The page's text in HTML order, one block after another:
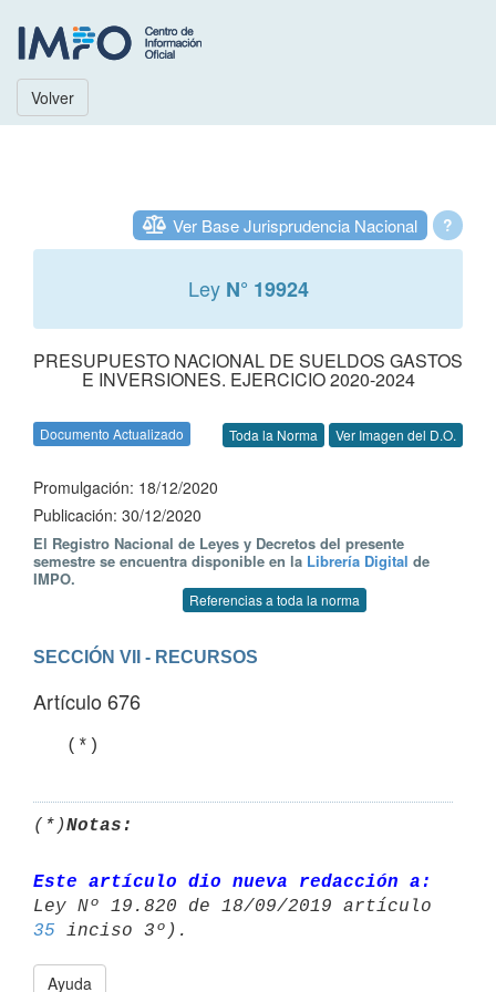
Volver
?
Ver Base Jurisprudencia Nacional
Ley N° 19924
PRESUPUESTO NACIONAL DE SUELDOS GASTOS
E INVERSIONES. EJERCICIO 2020-2024
Documento Actualizado Toda la Norma Ver Imagen del D.O.
Promulgación: 18/12/2020
Publicación: 30/12/2020
El Registro Nacional de Leyes y Decretos del presente
semestre se encuentra disponible en la Librería Digital de
IMPO.
Referencias a toda la norma
SECCIÓN VII - RECURSOS
Artículo 676
   (*)
(*)Notas:
Este artículo dio nueva redacción a:
35
Ayuda